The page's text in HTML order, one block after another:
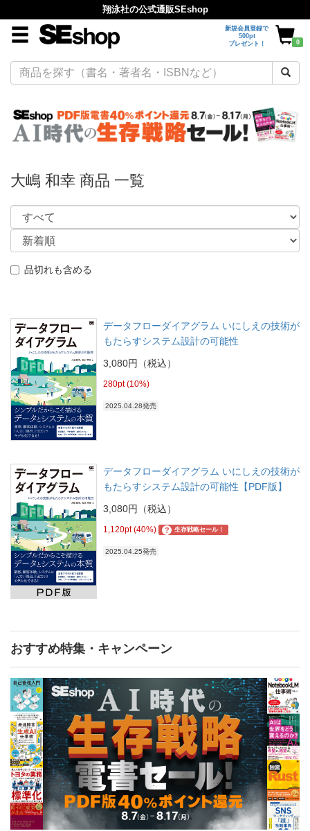
翔泳社の公式通販SEshop
新規会員登録で
500pt
プレゼント！
0
大嶋 和幸 商品 一覧
品切れも含める
データフローダイアグラム いにしえの技術が
もたらすシステム設計の可能性
3,080円（税込）
280pt (10%)
2025.04.28発売
データフローダイアグラム いにしえの技術が
もたらすシステム設計の可能性【PDF版】
3,080円（税込）
1,120pt (40%) ? 生存戦略セール！
2025.04.25発売
おすすめ特集・キャンペーン